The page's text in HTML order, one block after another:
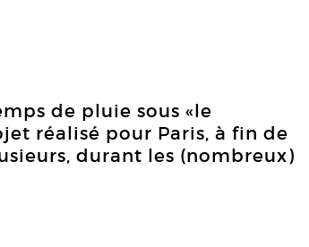
de pluie sous «le
réalisé pour Paris, à fin de
durant les (nombreux)